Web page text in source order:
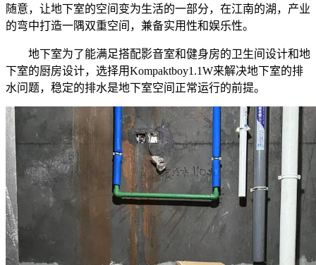
随意，让地下室的空间变为生活的一部分，在江南的湖，产业
的弯中打造一隅双重空间，兼备实用性和娱乐性。
地下室为了能满足搭配影音室和健身房的卫生间设计和地
下室的厨房设计，选择用Kompaktboy1.1W来解决地下室的排
水问题，稳定的排水是地下室空间正常运行的前提。